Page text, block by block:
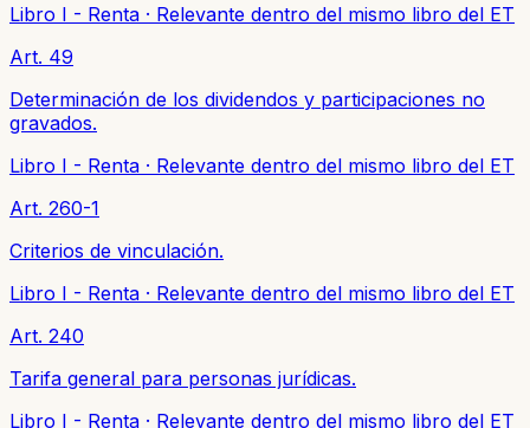
Libro I - Renta · Relevante dentro del mismo libro del ET
Art. 49
Determinación de los dividendos y participaciones no
gravados.
Libro I - Renta · Relevante dentro del mismo libro del ET
Art. 260-1
Criterios de vinculación.
Libro I - Renta · Relevante dentro del mismo libro del ET
Art. 240
Tarifa general para personas jurídicas.
Libro I - Renta · Relevante dentro del mismo libro del ET